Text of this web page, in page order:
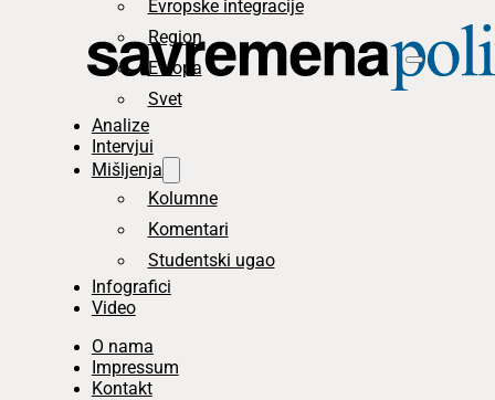
Evropske integracije
Region
Evropa
Svet
Analize
Intervjui
Mišljenja
Kolumne
Komentari
Studentski ugao
Infografici
Video
O nama
Impressum
Kontakt